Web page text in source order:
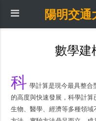
陽明交通
數學建
科 學計算是現今最具整合
的高度與快速發展，科學計算
生物、醫學、經濟等多種領